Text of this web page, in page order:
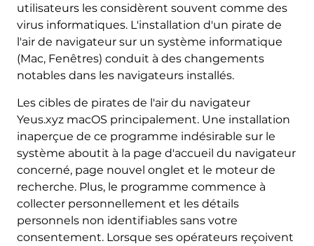
utilisateurs les considèrent souvent comme des
virus informatiques. L'installation d'un pirate de
l'air de navigateur sur un système informatique
(Mac, Fenêtres) conduit à des changements
notables dans les navigateurs installés.
Les cibles de pirates de l'air du navigateur
Yeus.xyz macOS principalement. Une installation
inaperçue de ce programme indésirable sur le
système aboutit à la page d'accueil du navigateur
concerné, page nouvel onglet et le moteur de
recherche. Plus, le programme commence à
collecter personnellement et les détails
personnels non identifiables sans votre
consentement. Lorsque ses opérateurs reçoivent